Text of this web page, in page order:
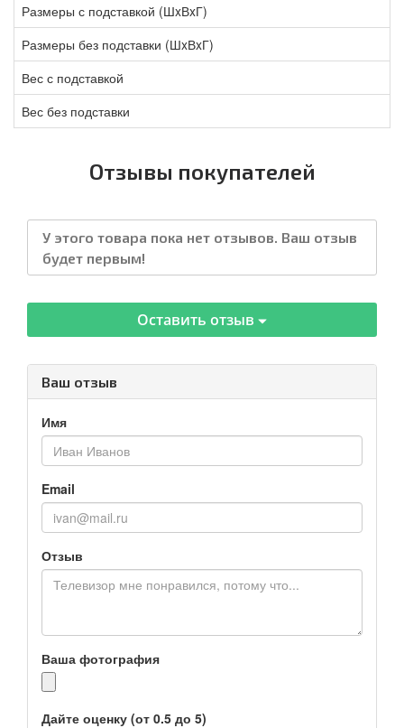
Размеры с подставкой (ШxВxГ)
Размеры без подставки (ШxВxГ)
Вес с подставкой
Вес без подставки
Отзывы покупателей
У этого товара пока нет отзывов. Ваш отзыв
будет первым!
Оставить отзыв
Ваш отзыв
Имя
Email
Отзыв
Ваша фотография
Дайте оценку (от 0.5 до 5)